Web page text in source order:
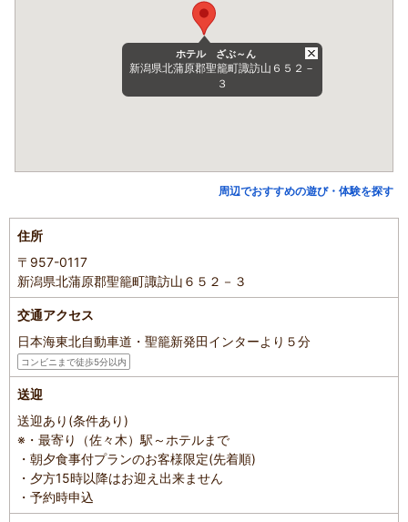
ホテル ざぶ～ん
新潟県北蒲原郡聖籠町諏訪山６５２－
３
周辺でおすすめの遊び・体験を探す
住所
〒957-0117
新潟県北蒲原郡聖籠町諏訪山６５２－３
交通アクセス
日本海東北自動車道・聖籠新発田インターより５分
コンビニまで徒歩5分以内
送迎
送迎あり(条件あり)
※・最寄り（佐々木）駅～ホテルまで
・朝夕食事付プランのお客様限定(先着順)
・夕方15時以降はお迎え出来ません
・予約時申込